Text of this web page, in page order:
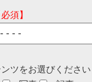
必須】
ツをお選びください